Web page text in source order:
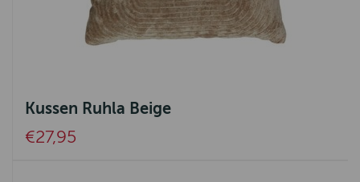
Kussen Ruhla Beige
€27,95